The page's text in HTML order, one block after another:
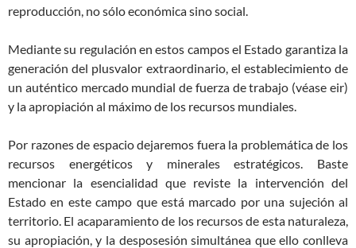
reproducción, no sólo económica sino social.
Mediante su regulación en estos campos el Estado garantiza la
generación del plusvalor extraordinario, el establecimiento de
un auténtico mercado mundial de fuerza de trabajo (véase eir)
y la apropiación al máximo de los recursos mundiales.
Por razones de espacio dejaremos fuera la problemática de los
recursos energéticos y minerales estratégicos. Baste
mencionar la esencialidad que reviste la intervención del
Estado en este campo que está marcado por una sujeción al
territorio. El acaparamiento de los recursos de esta naturaleza,
su apropiación, y la desposesión simultánea que ello conlleva